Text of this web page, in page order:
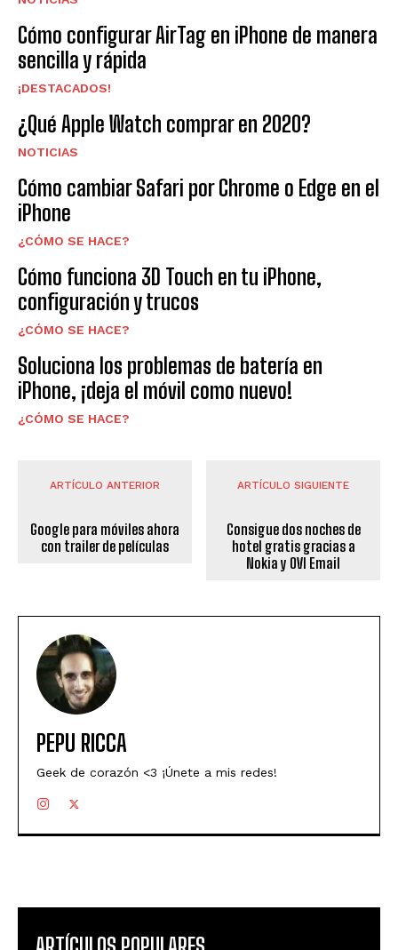
Cómo configurar AirTag en iPhone de manera
sencilla y rápida
¡DESTACADOS!
¿Qué Apple Watch comprar en 2020?
NOTICIAS
Cómo cambiar Safari por Chrome o Edge en el
iPhone
¿CÓMO SE HACE?
Cómo funciona 3D Touch en tu iPhone,
configuración y trucos
¿CÓMO SE HACE?
Soluciona los problemas de batería en
iPhone, ¡deja el móvil como nuevo!
¿CÓMO SE HACE?
ARTÍCULO ANTERIOR
Google para móviles ahora
con trailer de películas
ARTÍCULO SIGUIENTE
Consigue dos noches de
hotel gratis gracias a
Nokia y OVI Email
PEPU RICCA
Geek de corazón <3 ¡Únete a mis redes!